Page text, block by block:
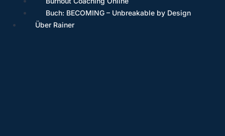
Buch: BECOMING – Unbreakable by Design
Über Rainer